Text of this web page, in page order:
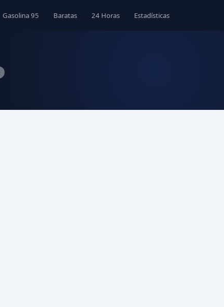
Gasolina 95 Baratas 24 Horas Estadísticas